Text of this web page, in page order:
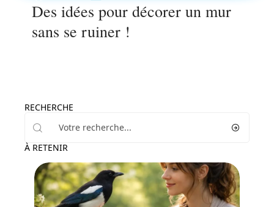
Des idées pour décorer un mur
sans se ruiner !
RECHERCHE
À RETENIR